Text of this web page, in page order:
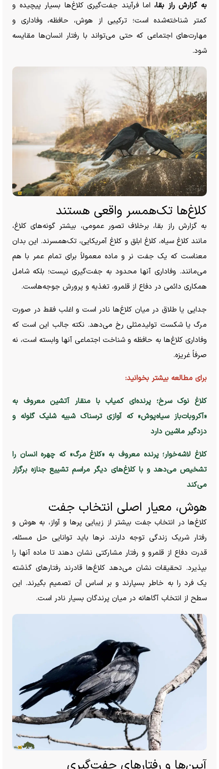
به گزارش راز بقا، اما فرآیند جفت‌گیری کلاغ‌ها بسیار پیچیده و
کمتر شناخته‌شده است؛ ترکیبی از هوش، حافظه، وفاداری و
مهارت‌های اجتماعی که حتی می‌تواند با رفتار انسان‌ها مقایسه
شود.
کلاغ‌ها تک‌همسر واقعی هستند
به گزارش راز بقا، برخلاف تصور عمومی، بیشتر گونه‌های کلاغ،
مانند کلاغ سیاه، کلاغ ابلق و کلاغ آمریکایی، تک‌همسرند. این بدان
معناست که یک جفت نر و ماده معمولاً برای تمام عمر با هم
می‌مانند. وفاداری آنها محدود به جفت‌گیری نیست؛ بلکه شامل
همکاری دائمی در دفاع از قلمرو، تغذیه و پرورش جوجه‌هاست.
جدایی یا طلاق در میان کلاغ‌ها نادر است و اغلب فقط در صورت
مرگ یا شکست تولیدمثلی رخ می‌دهد. نکته جالب این است که
وفاداری کلاغ‌ها به حافظه و شناخت اجتماعی آنها وابسته است، نه
صرفاً غریزه.
برای مطالعه بیشتر بخوانید:
کلاغ نوک سرخ؛ پرنده‌ای کمیاب با منقار آتشین معروف به
«آکروبات‌باز سیاه‌پوش» که آوازی ترسناک شبیه شلیک گلوله و
دزدگیر ماشین دارد
کلاغ لاشه‌خوار؛ پرنده معروف به «کلاغ مرگ» که چهره انسان را
تشخیص می‌دهد و با کلاغ‌های دیگر مراسم تشییع جنازه برگزار
می‌کند
هوش، معیار اصلی انتخاب جفت
کلاغ‌ها در انتخاب جفت بیشتر از زیبایی پر‌ها و آواز، به هوش و
رفتار شریک زندگی توجه دارند. نر‌ها باید توانایی حل مسئله،
قدرت دفاع از قلمرو و رفتار مشارکتی نشان دهند تا ماده آنها را
بپذیرد. تحقیقات نشان می‌دهد کلاغ‌ها قادرند رفتار‌های گذشته
یک فرد را به خاطر بسپارند و بر اساس آن تصمیم بگیرند. این
سطح از انتخاب آگاهانه در میان پرندگان بسیار نادر است.